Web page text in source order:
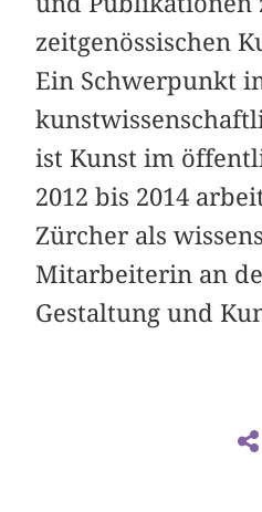
zeitgenössischen
Ein Schwerpunkt
ist Kunst im
2012 bis 2014
Zürcher als
Mitarbeiterin an
Gestaltung und